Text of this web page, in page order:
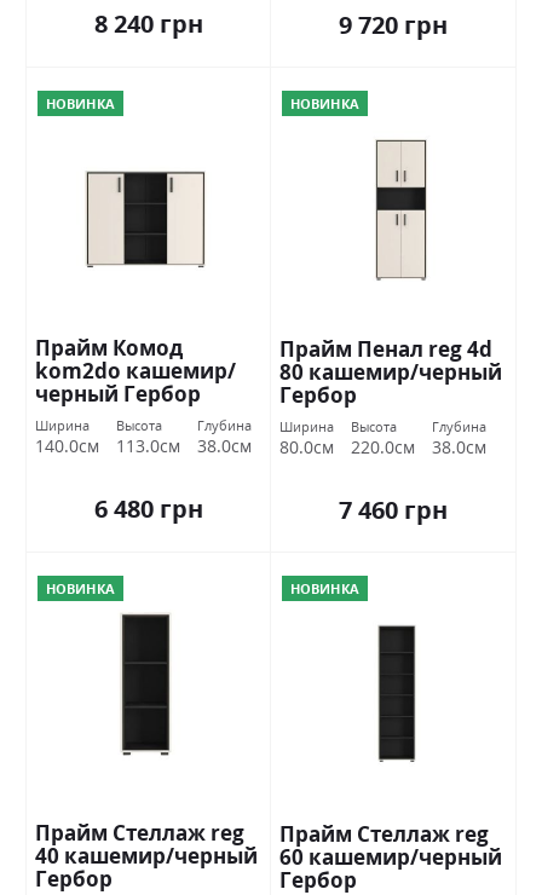
8 240 грн 9 720 грн
НОВИНКА
Прайм Комод
kom2do кашемир/
черный Гербор
Ширина
140.0см
Высота
113.0см
Глубина
38.0см
6 480 грн
НОВИНКА
Прайм Пенал reg 4d
80 кашемир/черный
Гербор
Ширина
80.0см
Высота
220.0см
Глубина
38.0см
7 460 грн
НОВИНКА
Прайм Стеллаж reg
40 кашемир/черный
Гербор
НОВИНКА
Прайм Стеллаж reg
60 кашемир/черный
Гербор